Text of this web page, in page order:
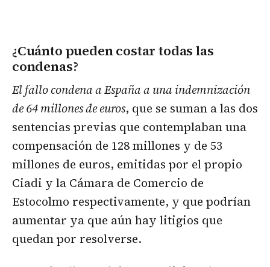
¿Cuánto pueden costar todas las
condenas?
El fallo condena a España a una indemnización
de 64 millones de euros, que se suman a las dos
sentencias previas que contemplaban una
compensación de 128 millones y de 53
millones de euros, emitidas por el propio
Ciadi y la Cámara de Comercio de
Estocolmo respectivamente, y que podrían
aumentar ya que aún hay litigios que
quedan por resolverse.